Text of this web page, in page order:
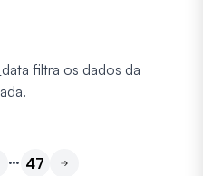
filtra os dados da
… 47